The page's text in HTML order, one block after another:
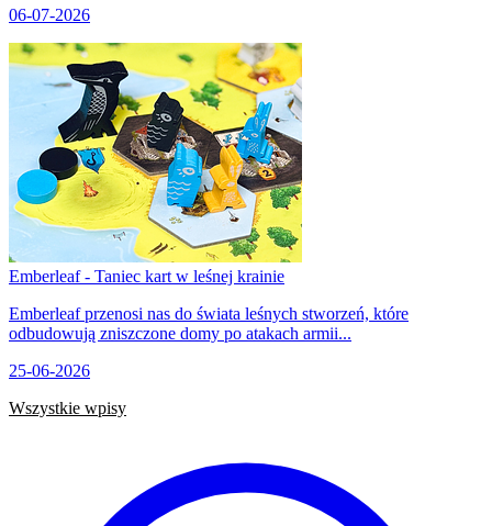
06-07-2026
Emberleaf - Taniec kart w leśnej krainie
Emberleaf przenosi nas do świata leśnych stworzeń, które
odbudowują zniszczone domy po atakach armii...
25-06-2026
Wszystkie wpisy